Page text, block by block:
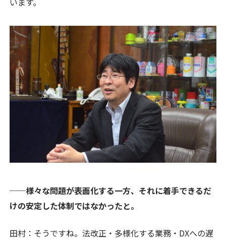
──様々な問題が表面化する一方、それに着手できるだ
けの安定した体制ではなかったと。
田村：そうですね。法改正・多様化する業務・DXへの遅